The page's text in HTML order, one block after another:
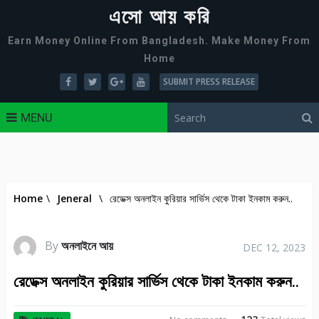
এসো আয় করি
Earn Money Online From Bangladesh. Make Money From
Home
SUBMIT PRESS RELEASE
MENU
Home \ Jeneral \ রেডেক্স অনলাইন কুরিয়ার সার্ভিস থেকে টাকা ইনকাম করুন..
Byঅনলাইনে আয় DEC 12, 2023
রেডেক্স অনলাইন কুরিয়ার সার্ভিস থেকে টাকা ইনকাম করুন..